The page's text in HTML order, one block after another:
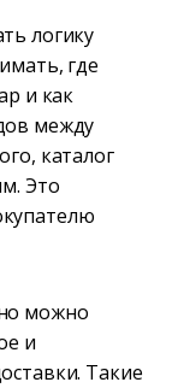
логику
где
и как
между
каталог
Это
можно
и
Такие